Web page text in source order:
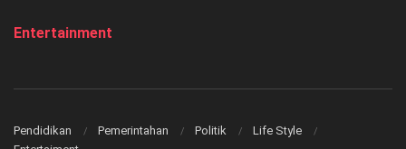
Entertainment
Pendidikan Pemerintahan Politik
Life Style